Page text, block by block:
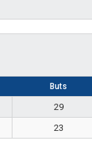
Buts
29
23